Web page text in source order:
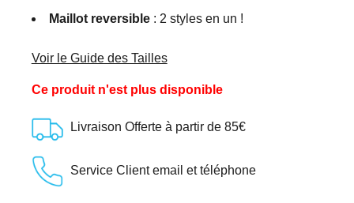
Maillot reversible: 2 styles en un !
Voir le Guide des Tailles
Ce produit n'est plus disponible
Livraison Offerte à partir de 85€
Service Client email et téléphone